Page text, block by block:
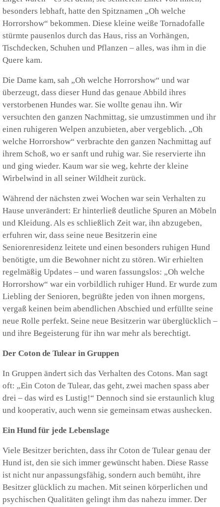
besonders lebhaft, hatte den Spitznamen „Oh welche
Horrorshow“ bekommen. Diese kleine weiße Tornadofalle
stürmte pausenlos durch das Haus, riss an Vorhängen,
Tischdecken, Schuhen und Pflanzen – alles, was ihm in die
Quere kam.
Die Dame kam, sah „Oh welche Horrorshow“ und war
überzeugt, dass dieser Hund das genaue Abbild ihres
verstorbenen Hundes war. Sie wollte genau ihn. Wir
versuchten den ganzen Nachmittag, sie umzustimmen und ihr
einen ruhigeren Welpen anzubieten, aber vergeblich. „Oh
welche Horrorshow“ verbrachte den ganzen Nachmittag auf
ihrem Schoß, wo er sanft und ruhig war. Sie reservierte ihn
und ging wieder. Kaum war sie weg, kehrte der kleine
Wirbelwind in all seiner Wildheit zurück.
Während der nächsten zwei Wochen war sein Verhalten zu
Hause unverändert: Er hinterließ deutliche Spuren an Möbeln
und Kleidung. Als es schließlich Zeit war, ihn abzugeben,
erfuhren wir, dass seine neue Besitzerin eine
Seniorenresidenz leitete und einen besonders ruhigen Hund
benötigte, um die Bewohner nicht zu stören. Wir erhielten
regelmäßig Updates – und waren fassungslos: „Oh welche
Horrorshow“ war ein vorbildlich ruhiger Hund. Er wurde zum
Liebling der Senioren, begrüßte jeden von ihnen morgens,
vergaß keinen beim abendlichen Abschied und erfüllte seine
neue Rolle perfekt. Seine neue Besitzerin war überglücklich –
und ihre Begeisterung für ihn war mehr als berechtigt.
Der Coton de Tulear in Gruppen
In Gruppen ändert sich das Verhalten des Cotons. Man sagt
oft: „Ein Coton de Tulear, das geht, zwei machen spass aber
drei – das wird es Lustig!“ Dennoch sind sie erstaunlich klug
und kooperativ, auch wenn sie gemeinsam etwas aushecken.
Ein Hund für jede Lebenslage
Viele Besitzer berichten, dass ihr Coton de Tulear genau der
Hund ist, den sie sich immer gewünscht haben. Diese Rasse
ist nicht nur anpassungsfähig, sondern auch bemüht, ihre
Besitzer glücklich zu machen. Mit seinen körperlichen und
psychischen Qualitäten gelingt ihm das nahezu immer. Der